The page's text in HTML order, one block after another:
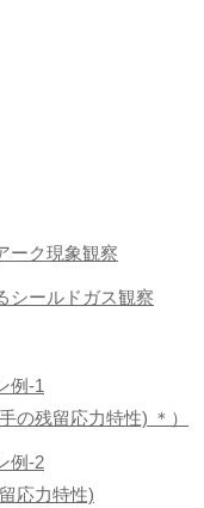
ーク現象観察
シールドガス観察
例-1
の残留応力特性) ＊）
例-2
応力特性)